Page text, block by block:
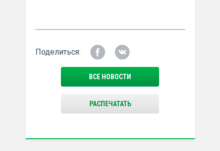
Поделиться:
ВСЕ НОВОСТИ
РАСПЕЧАТАТЬ